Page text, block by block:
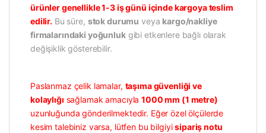
ürünler genellikle 1-3 iş günü içinde kargoya teslim
edilir. Bu süre, stok durumu veya kargo/nakliye
firmalarındaki yoğunlukgibi etkenlere bağlı olarak
değişiklik gösterebilir.
Paslanmaz çelik lamalar, taşıma güvenliği ve
kolaylığı sağlamak amacıyla1000 mm (1 metre)
uzunluğunda gönderilmektedir. Eğer özel ölçülerde
kesim talebiniz varsa, lütfen bu bilgiyisipariş notu